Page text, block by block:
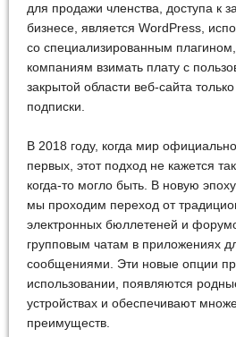
для продажи членства, доступа к
бизнесе, является WordPress,
со специализированным
компаниям взимать плату с
закрытой области веб-сайта
подписки.
В 2018 году, когда мир
первых, этот подход не кажется
когда-то могло быть. В новую
мы проходим переход от
электронных бюллетеней и
групповым чатам в приложениях
сообщениями. Эти новые опции
использовании, появляются
устройствах и обеспечивают
преимуществ.